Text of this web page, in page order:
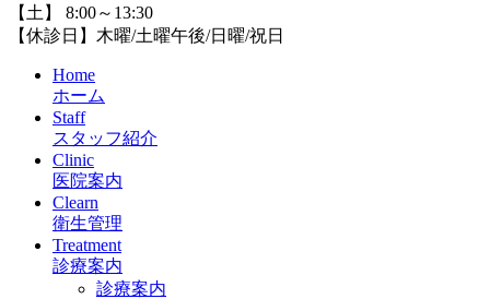
【土】 8:00～13:30
【休診日】木曜/土曜午後/日曜/祝日
Home
ホーム
Staff
スタッフ紹介
Clinic
医院案内
Clearn
衛生管理
Treatment
診療案内
診療案内